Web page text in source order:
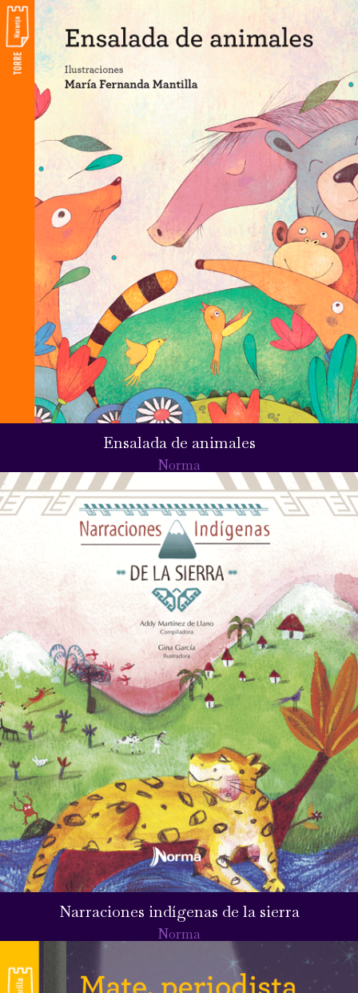
Ensalada de animales
Norma
Narraciones indígenas de la sierra
Norma